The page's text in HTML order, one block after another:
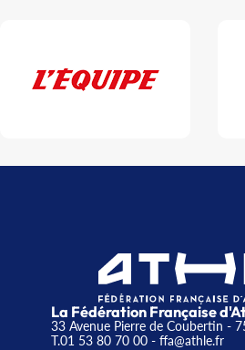
La Fédération Française
33 Avenue Pierre de Coubertin -
T.01 53 80 70 00- ffa@athle.fr